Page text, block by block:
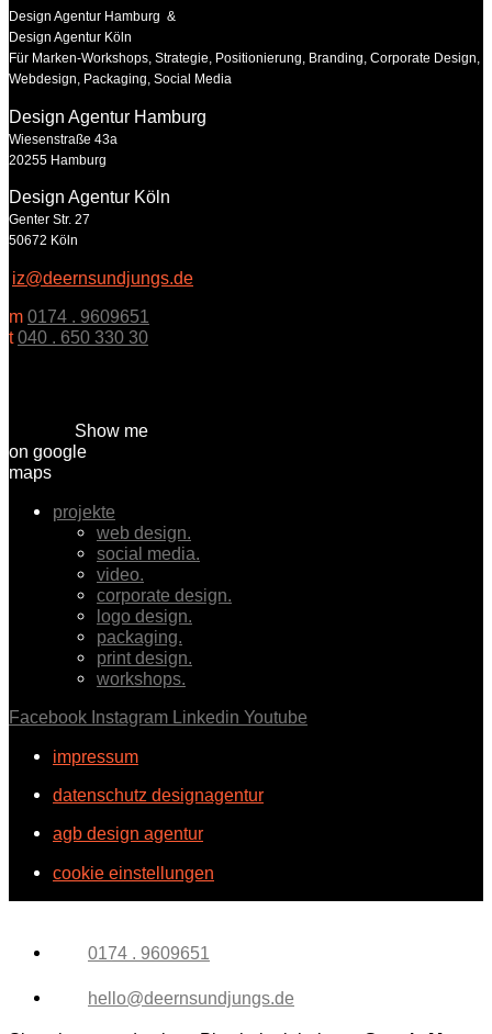
Design Agentur Hamburg &
Design Agentur Köln
Für Marken-Workshops, Strategie, Positionierung, Branding, Corporate Design,
Webdesign, Packaging, Social Media
Design Agentur Hamburg
Wiesenstraße 43a
20255 Hamburg
Design Agentur Köln
Genter Str. 27
50672 Köln
iz@deernsundjungs.de
m 0174 . 9609651
t 040 . 650 330 30
Show me
on google
maps
projekte
web design.
social media.
video.
corporate design.
logo design.
packaging.
print design.
workshops.
Facebook Instagram Linkedin Youtube
impressum
datenschutz designagentur
agb design agentur
cookie einstellungen
0174 . 9609651
hello@deernsundjungs.de